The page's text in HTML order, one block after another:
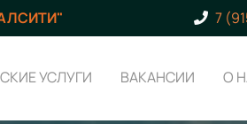
7
УСЛУГИ ВАКАНСИИ О